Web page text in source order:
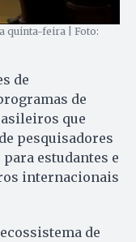
quinta-feira | Foto:
de
de
que
pesquisadores
estudantes e
internacionais
de